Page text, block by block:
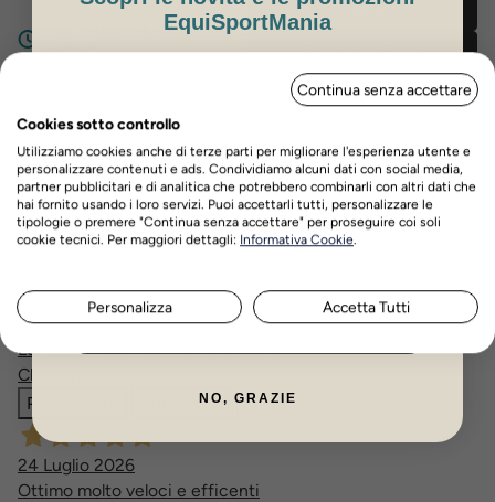
Lun- Ven - 17.30 /
18.30
Chiamaci
Scrivici via Email
Ottimo
4,9/5
recensioni
Le nostre recensioni a 4 e 5 stelle.
Clicca qui per leggerle tutte >
Precedente
Successivo
24 Luglio 2026
Ottimo molto veloci e efficenti
Continua senza accettare
Cookies sotto controllo
Utilizziamo cookies anche di terze parti per migliorare l'esperienza utente e
personalizzare contenuti e ads. Condividiamo alcuni dati con social media,
partner pubblicitari e di analitica che potrebbero combinarli con altri dati che
hai fornito usando i loro servizi. Puoi accettarli tutti, personalizzare le
tipologie o premere "Continua senza accettare" per proseguire coi soli
cookie tecnici. Per maggiori dettagli: Informativa Cookie.
Personalizza Accetta Tutti
EquiSportMania
ISCRIVITI PER OTTENERE IL 5%
DI SCONTO
Nome Cognome
NO, GRAZIE